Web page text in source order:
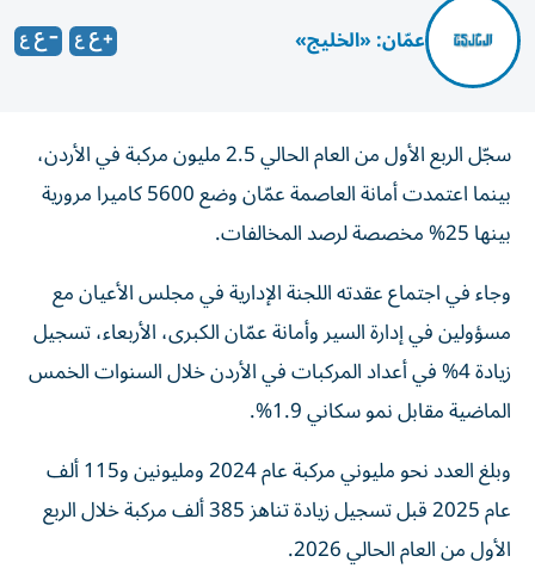
عمّان: «الخليج»
سجّل الربع الأول من العام الحالي 2.5 مليون مركبة في الأردن،
بينما اعتمدت أمانة العاصمة عمّان وضع 5600 كاميرا مرورية
بينها 25% مخصصة لرصد المخالفات.
وجاء في اجتماع عقدته اللجنة الإدارية في مجلس الأعيان مع
مسؤولين في إدارة السير وأمانة عمّان الكبرى، الأربعاء، تسجيل
زيادة 4% في أعداد المركبات في الأردن خلال السنوات الخمس
الماضية مقابل نمو سكاني 1.9%.
وبلغ العدد نحو مليوني مركبة عام 2024 ومليونين و115 ألف
عام 2025 قبل تسجيل زيادة تناهز 385 ألف مركبة خلال الربع
الأول من العام الحالي 2026.